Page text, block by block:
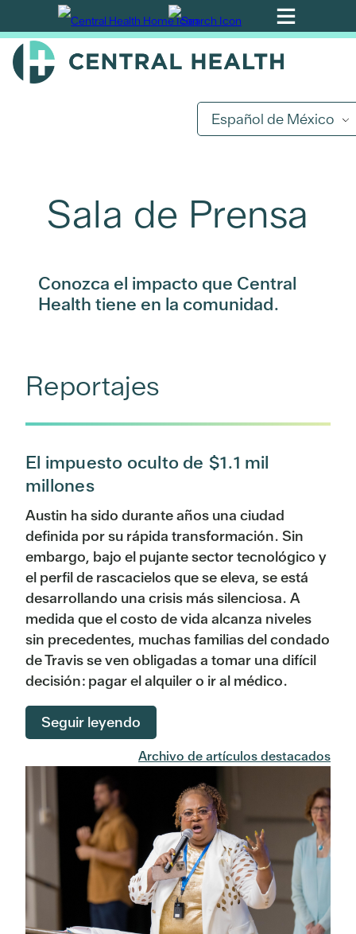
Ir
al
contenido
Español de México
Sala de Prensa
Conozca el impacto que Central
Health tiene en la comunidad.
Reportajes
El impuesto oculto de $1.1 mil
millones
Austin ha sido durante años una ciudad
definida por su rápida transformación. Sin
embargo, bajo el pujante sector tecnológico y
el perfil de rascacielos que se eleva, se está
desarrollando una crisis más silenciosa. A
medida que el costo de vida alcanza niveles
sin precedentes, muchas familias del condado
de Travis se ven obligadas a tomar una difícil
decisión: pagar el alquiler o ir al médico.
Seguir leyendo
Archivo de artículos destacados